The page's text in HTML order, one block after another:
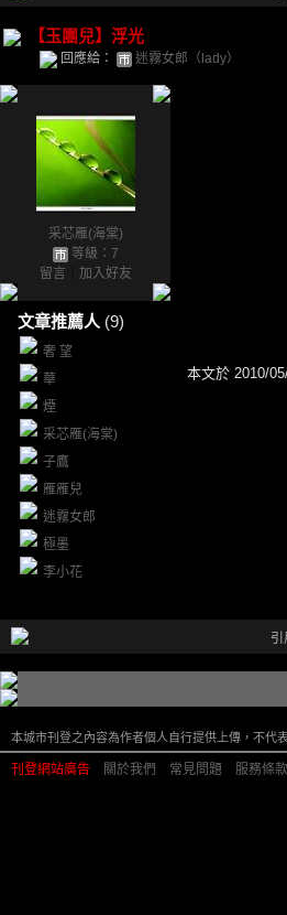
【玉團兒】浮光
回應給： 迷霧女郎（lady）
采芯雁(海棠)
等級：7
留言
加入好友
文章推薦人 (9)
奢 望
華
煙
采芯雁(海棠)
子鷹
雁雁兒
迷霧女郎
極墨
李小花
本文於 2010/
本城市刊登之內容為作者個人自行提供上傳，不代
刊登網站廣告 關於我們 常見問題 服務條款